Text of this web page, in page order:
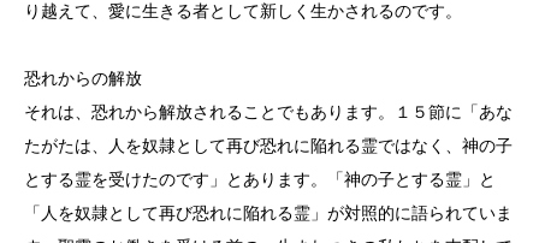
り越えて、愛に生きる者として新しく生かされるのです。
恐れからの解放
それは、恐れから解放されることでもあります。１５節に「あな
たがたは、人を奴隷として再び恐れに陥れる霊ではなく、神の子
とする霊を受けたのです」とあります。「神の子とする霊」と
「人を奴隷として再び恐れに陥れる霊」が対照的に語られていま